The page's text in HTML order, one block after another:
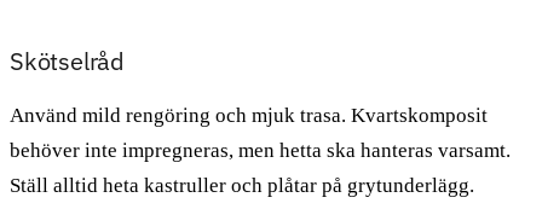
Skötselråd
Använd mild rengöring och mjuk trasa. Kvartskomposit
behöver inte impregneras, men hetta ska hanteras varsamt.
Ställ alltid heta kastruller och plåtar på grytunderlägg.